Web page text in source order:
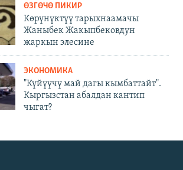
ӨЗГӨЧӨ ПИКИР
Көрүнүктүү тарыхнаамачы
Жаныбек Жакыпбековдун
жаркын элесине
ЭКОНОМИКА
"Күйүүчү май дагы кымбаттайт".
Кыргызстан абалдан кантип
чыгат?